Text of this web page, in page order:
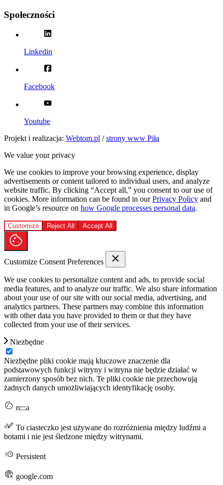
Społeczności
Linkedin
Facebook
Youtube
Projekt i realizacja: Webtom.pl / strony www Piła
We value your privacy
We use cookies to improve your browsing experience, display
advertisements or content tailored to individual users, and analyze
website traffic. By clicking “Accept all,” you consent to our use of
cookies. More information can be found in ourPrivacy Policy and
in Google’s resource on how Google processes personal data.
Customize Reject All Accept All
Customize Consent Preferences
We use cookies to personalize content and ads, to provide social
media features, and to analyze our traffic. We also share information
about your use of our site with our social media, advertising, and
analytics partners. These partners may combine this information
with other data you have provided to them or that they have
collected from your use of their services.
Niezbędne
Niezbędne pliki cookie mają kluczowe znaczenie dla
podstawowych funkcji witryny i witryna nie będzie działać w
zamierzony sposób bez nich. Te pliki cookie nie przechowują
żadnych danych umożliwiających identyfikację osoby.
rc::a
To ciasteczko jest używane do rozróżnienia między ludźmi a
botami i nie jest śledzone między witrynami.
Persistent
google.com